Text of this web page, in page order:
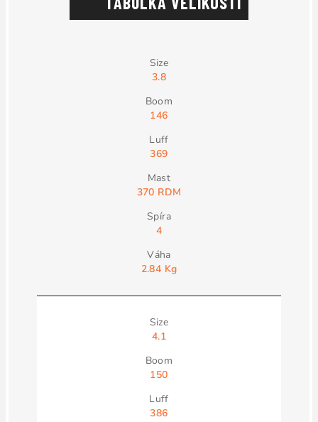
3.8
146
369
370 RDM
4
2.84 Kg
4.1
150
386